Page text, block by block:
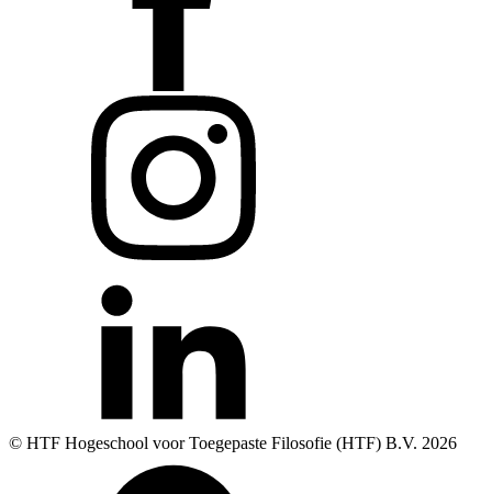
© HTF Hogeschool voor Toegepaste Filosofie (HTF) B.V. 2026